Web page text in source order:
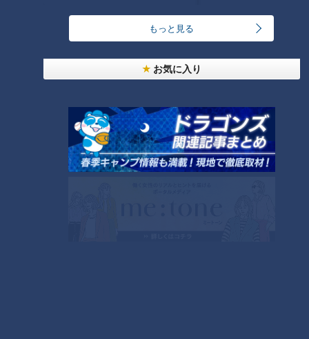
もっと見る
お気に入り
2週間後の2回目の役員試食では、2種類のフラッペを提出。し
かし、「冷たいフラッペは、そもそも冬に売れない」という判
の星ヶ丘限定メニューは、新たに開発した“シェイク”になりま
「スーちゃんシェーク」は、飲むスガキヤクリーム、飲むベリ